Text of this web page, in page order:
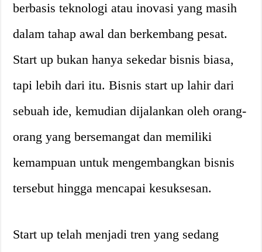
berbasis teknologi atau inovasi yang masih
dalam tahap awal dan berkembang pesat.
Start up bukan hanya sekedar bisnis biasa,
tapi lebih dari itu. Bisnis start up lahir dari
sebuah ide, kemudian dijalankan oleh orang-
orang yang bersemangat dan memiliki
kemampuan untuk mengembangkan bisnis
tersebut hingga mencapai kesuksesan.
Start up telah menjadi tren yang sedang